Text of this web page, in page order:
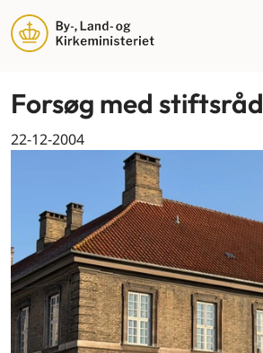
Forsøg med stiftsråd
22-12-2004